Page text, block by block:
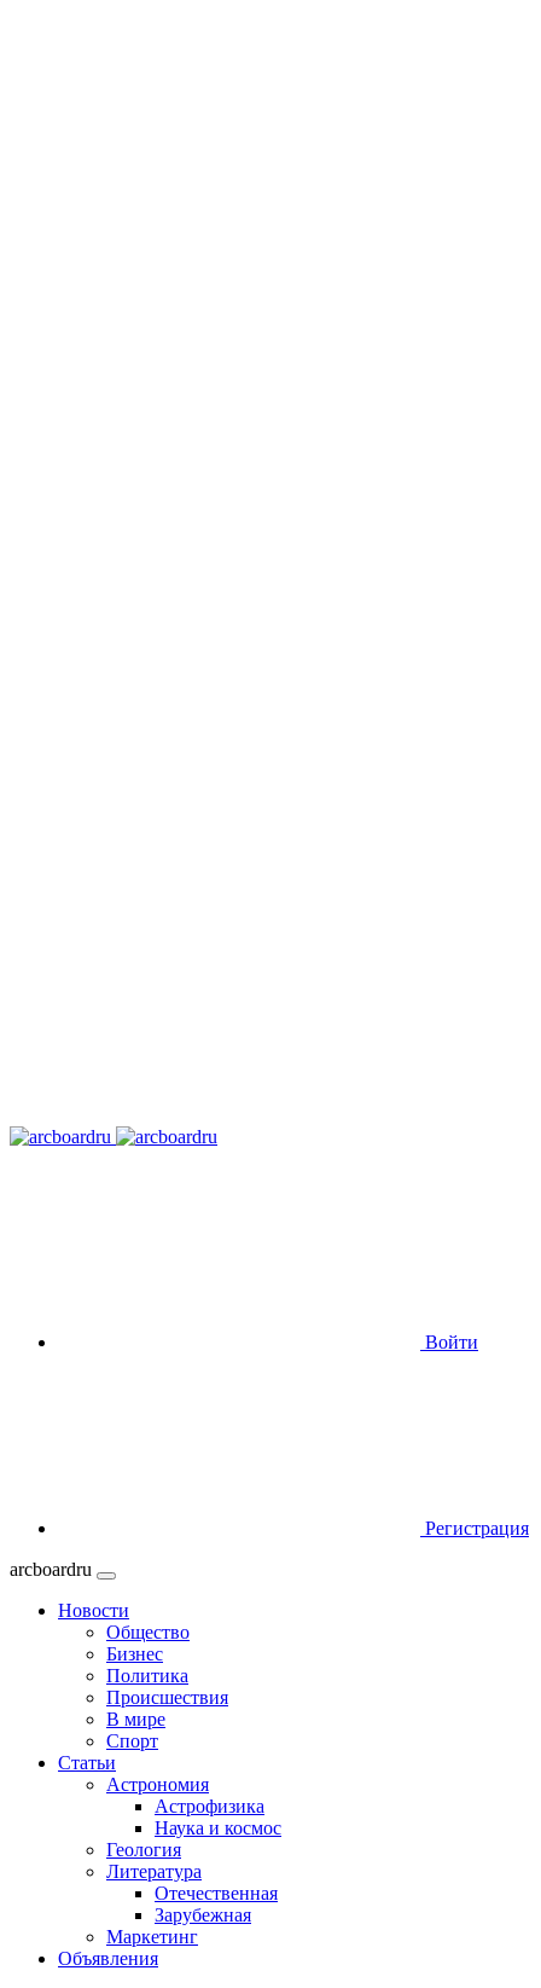
Войти
Регистрация
arcboardru
Новости
Общество
Бизнес
Политика
Происшествия
В мире
Спорт
Статьи
Астрономия
Астрофизика
Наука и космос
Геология
Литература
Отечественная
Зарубежная
Маркетинг
Объявления